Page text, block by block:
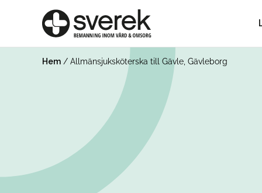
Hem / Allmänsjuksköterska till Gävle, Gävleborg